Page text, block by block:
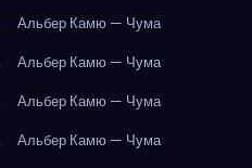
Альбер Камю — Чума
Альбер Камю — Чума
Альбер Камю — Чума
Альбер Камю — Чума